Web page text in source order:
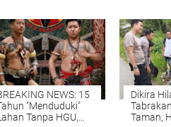
Jadi
Maut
NEWS: 15
"Menduduki"
Tanpa HGU,
Dikira
Taman,